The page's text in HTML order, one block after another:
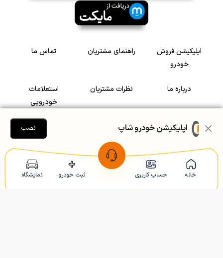
خانه حساب کاربری ثبت خودرو نمایشگاه
اپلیکیشن فروش
خودرو
راهنمای مشتریان تماس ما
درباره ما نظرات مشتریان
استعلامات
خودرویی
سرمایه گذاری در
رضایت مشتریان
Copyright © 2005-2026 Khodroshop.ir
اپلیکیشن خودرو شاپ نصب